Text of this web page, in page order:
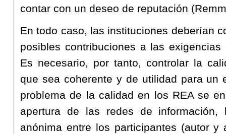
contar con un deseo de reputación
En todo caso, las instituciones deberían
posibles contribuciones a las
Es necesario, por tanto, controlar la
que sea coherente y de utilidad para un
problema de la calidad en los REA se
apertura de las redes de
anónima entre los participantes (autor y